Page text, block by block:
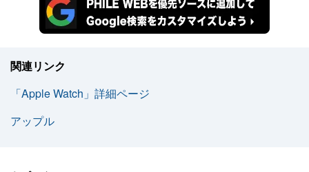
関連リンク
「Apple Watch」詳細ページ
アップル